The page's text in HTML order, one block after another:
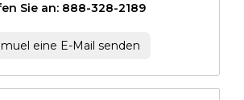
Sie an: 888-328-2189
eine E-Mail senden